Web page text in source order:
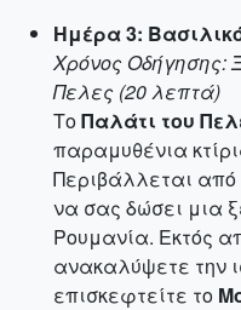
Ημέρα 3:
Χρόνος Οδήγησης:
Πελες (20 λεπτά)
ΤοΠαλάτι του
παραμυθένια
Περιβάλλεται από
να σας δώσει μια
Ρουμανία. Εκτός
ανακαλύψετε την
επισκεφτείτε το